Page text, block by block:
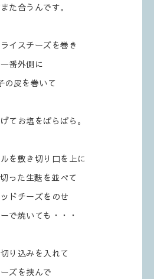
た合うんです。
イスチーズを巻き
一番外側に
の皮を巻いて
てお塩をぱらぱら。
を敷き切り口を上に
った生麩を並べて
ドチーズをのせ
で焼いても・・・
り込みを入れて
ズを挟んで